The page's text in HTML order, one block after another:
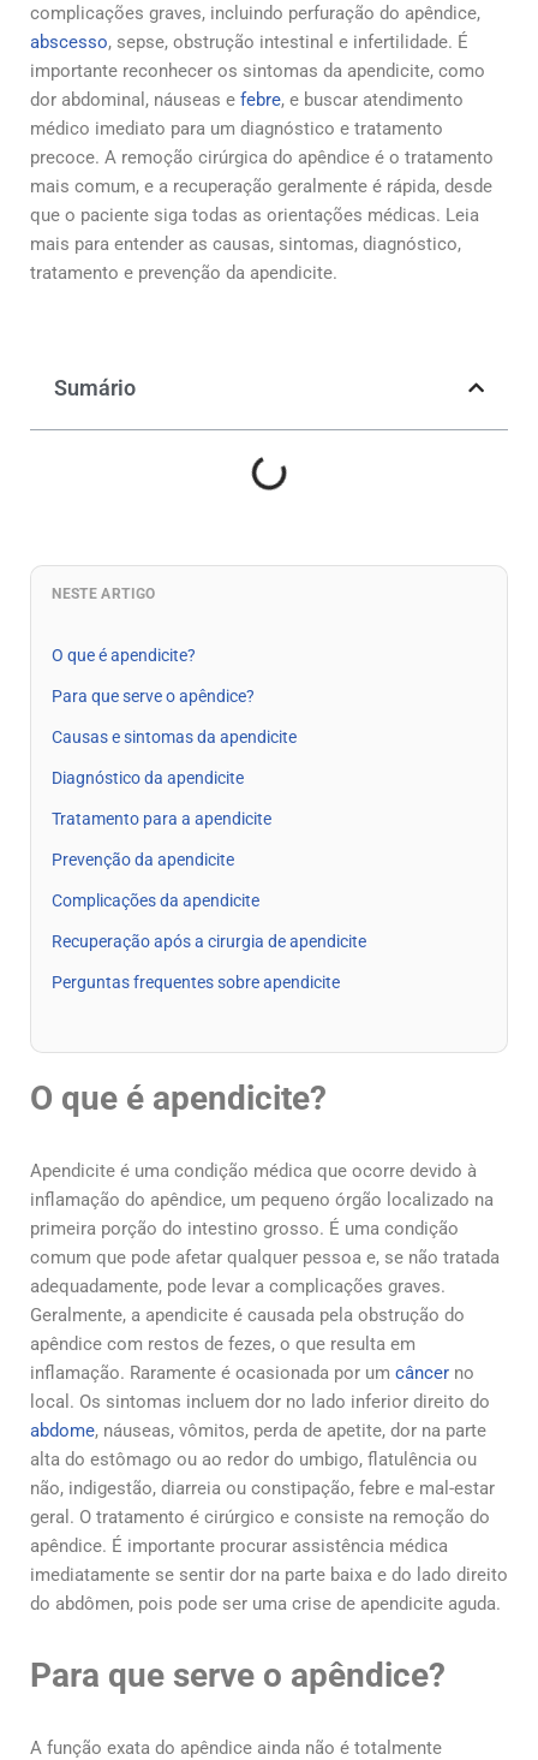
complicações graves, incluindo perfuração do apêndice,
abscesso, sepse, obstrução intestinal e infertilidade. É
importante reconhecer os sintomas da apendicite, como
dor abdominal, náuseas e febre, e buscar atendimento
médico imediato para um diagnóstico e tratamento
precoce. A remoção cirúrgica do apêndice é o tratamento
mais comum, e a recuperação geralmente é rápida, desde
que o paciente siga todas as orientações médicas. Leia
mais para entender as causas, sintomas, diagnóstico,
tratamento e prevenção da apendicite.
Sumário
NESTE ARTIGO
O que é apendicite?
Para que serve o apêndice?
Causas e sintomas da apendicite
Diagnóstico da apendicite
Tratamento para a apendicite
Prevenção da apendicite
Complicações da apendicite
Recuperação após a cirurgia de apendicite
Perguntas frequentes sobre apendicite
O que é apendicite?
Apendicite é uma condição médica que ocorre devido à
inflamação do apêndice, um pequeno órgão localizado na
primeira porção do intestino grosso. É uma condição
comum que pode afetar qualquer pessoa e, se não tratada
adequadamente, pode levar a complicações graves.
Geralmente, a apendicite é causada pela obstrução do
apêndice com restos de fezes, o que resulta em
inflamação. Raramente é ocasionada por um câncer no
local. Os sintomas incluem dor no lado inferior direito do
abdome, náuseas, vômitos, perda de apetite, dor na parte
alta do estômago ou ao redor do umbigo, flatulência ou
não, indigestão, diarreia ou constipação, febre e mal-estar
geral. O tratamento é cirúrgico e consiste na remoção do
apêndice. É importante procurar assistência médica
imediatamente se sentir dor na parte baixa e do lado direito
do abdômen, pois pode ser uma crise de apendicite aguda.
Para que serve o apêndice?
A função exata do apêndice ainda não é totalmente